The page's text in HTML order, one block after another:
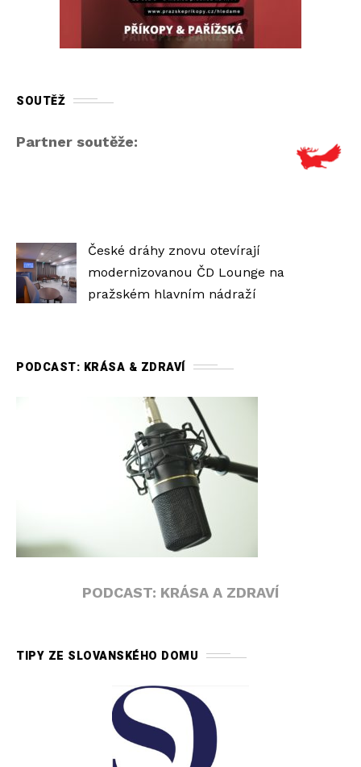
SOUTĚŽ
Partner soutěže:
České dráhy znovu otevírají
modernizovanou ČD Lounge na
pražském hlavním nádraží
PODCAST: KRÁSA & ZDRAVÍ
PODCAST: KRÁSA A ZDRAVÍ
TIPY ZE SLOVANSKÉHO DOMU